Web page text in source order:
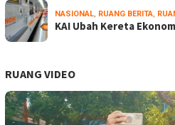
NASIONAL, RUANG BERITA,
KAI Ubah Kereta
RUANG VIDEO